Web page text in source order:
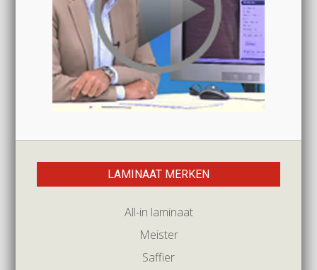
LAMINAAT MERKEN
All-in laminaat
Meister
Saffier